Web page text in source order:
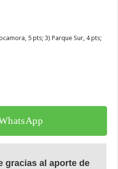
5 pts; 3) Parque Sur, 4 pts;
gracias al aporte de